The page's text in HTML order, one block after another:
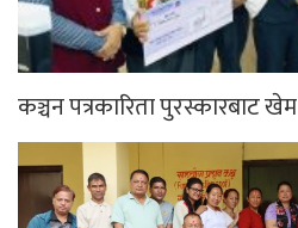
कञ्चन पत्रकारिता पुरस्कारबाट खेम